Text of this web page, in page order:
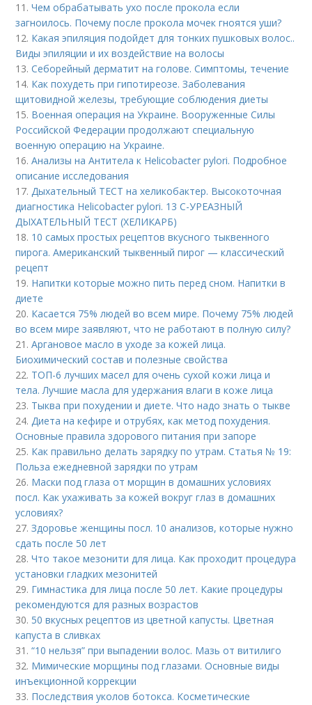
11.Чем обрабатывать ухо после прокола если
загноилось. Почему после прокола мочек гноятся уши?
12. Какая эпиляция подойдет для тонких пушковых волос..
Виды эпиляции и их воздействие на волосы
13.Себорейный дерматит на голове. Cимптомы, течение
14. Как похудеть при гипотиреозе. Заболевания
щитовидной железы, требующие соблюдения диеты
15. Военная операция на Украине. Вооруженные Силы
Российской Федерации продолжают специальную
военную операцию на Украине.
16.Анализы на Антитела к Helicobacter pylori. Подробное
описание исследования
17.Дыхательный ТЕСТ на хеликобактер. Высокоточная
диагностика Helicobacter pylori. 13 C-УРЕАЗНЫЙ
ДЫХАТЕЛЬНЫЙ ТЕСТ (ХЕЛИКАРБ)
18. 10 самых простых рецептов вкусного тыквенного
пирога. Американский тыквенный пирог — классический
рецепт
19. Напитки которые можно пить перед сном. Напитки в
диете
20. Касается 75% людей во всем мире. Почему 75% людей
во всем мире заявляют, что не работают в полную силу?
21.Аргановое масло в уходе за кожей лица.
Биохимический состав и полезные свойства
22. ТОП-6 лучших масел для очень сухой кожи лица и
тела. Лучшие масла для удержания влаги в коже лица
23. Тыква при похудении и диете. Что надо знать о тыкве
24.Диета на кефире и отрубях, как метод похудения.
Основные правила здорового питания при запоре
25. Как правильно делать зарядку по утрам. Статья № 19:
Польза ежедневной зарядки по утрам
26. Маски под глаза от морщин в домашних условиях
посл. Как ухаживать за кожей вокруг глаз в домашних
условиях?
27.Здоровье женщины посл. 10 анализов, которые нужно
сдать после 50 лет
28.Что такое мезонити для лица. Как проходит процедура
установки гладких мезонитей
29. Гимнастика для лица после 50 лет. Какие процедуры
рекомендуются для разных возрастов
30. 50 вкусных рецептов из цветной капусты. Цветная
капуста в сливках
31.“10 нельзя” при выпадении волос. Мазь от витилиго
32. Мимические морщины под глазами. Основные виды
инъекционной коррекции
33. Последствия уколов ботокса. Косметические